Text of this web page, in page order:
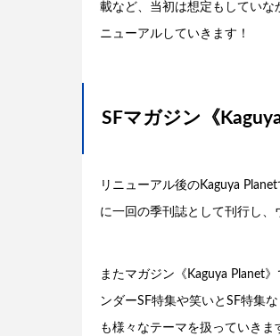
載など、当初は想定もしてい
ニューアルしていきます！
SFマガジン《
リニューアル後のKaguya Planet
に一回の季刊誌として刊行し、
またマガジン《Kaguya Planet
ンダーSF特集や笑いとSF特集
も様々なテーマを扱っていき